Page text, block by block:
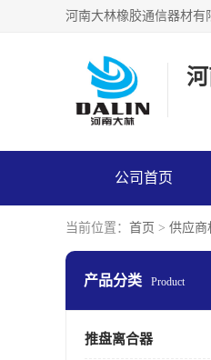
公司首页
当前位置： 首页 > 供应商
产品分类 Product
推盘离合器